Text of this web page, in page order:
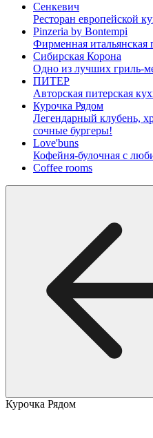
Сенкевич
Ресторан европейской
Pinzeria by Bontempi
Фирменная итальянская
Сибирская Корона
Одно из лучших гриль-
ПИТЕР
Авторская питерская
Курочка Рядом
Легендарный клубень,
сочные бургеры!
Love'buns
Кофейня-булочная с
Coffee rooms
Курочка Рядом